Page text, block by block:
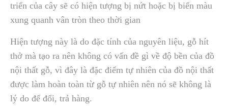
triển của cây sẽ có hiện tượng bị nứt hoặc bị biến màu
xung quanh vân tròn theo thời gian
Hiện tượng này là do đặc tính của nguyên liệu, gỗ hít
thở mà tạo ra nên không có vấn đề gì về độ bền của đồ
nội thất gỗ, vì đây là đặc điểm tự nhiên của đồ nội thất
được làm hoàn toàn từ gỗ tự nhiên nên nó sẽ không là
lý do để đổi, trả hàng.